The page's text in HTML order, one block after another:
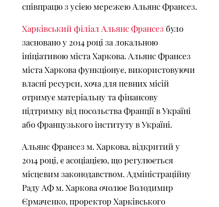
співпрацю з усією мережею Альянс Франсез.
Харківський філіал Альянс Франсезбуло
засновано у 2014 році за локальною
ініціативою міста Харкова. Альянс Франсез
міста Харкова функціонує, використовуючи
власні ресурси, хоча для певних місій
отримує матеріальну та фінансову
підтримку від посольства Франції в Україні
або Французького інституту в Україні.
Альянс Франсез м. Харкова, відкритий у
2014 році, є асоціацією, що регулюється
місцевим законодавством. Адміністраційну
Раду АФ м. Харкова очолює Володимир
Єрмаченко, проректор Харківського